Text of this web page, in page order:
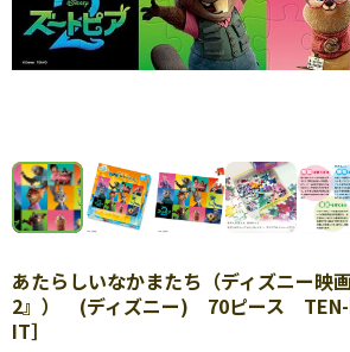
あたらしいなかまたち（ディズニー映
2』） (ディズニー) 70ピース
IT］